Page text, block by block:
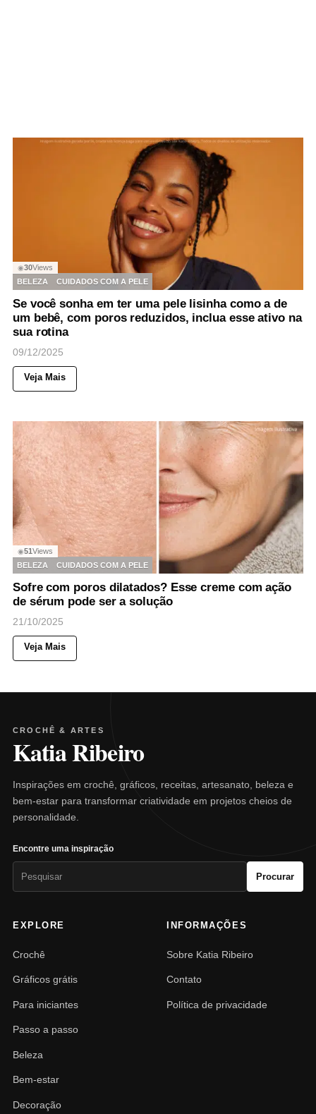
◉30Views
BELEZA
CUIDADOS COM A PELE
Se você sonha em ter uma pele lisinha como a de
um bebê, com poros reduzidos, inclua esse ativo na
sua rotina
09/12/2025
Veja Mais
◉51Views
BELEZA
CUIDADOS COM A PELE
Sofre com poros dilatados? Esse creme com ação
de sérum pode ser a solução
21/10/2025
Veja Mais
CROCHÊ & ARTES
Katia Ribeiro
Inspirações em crochê, gráficos, receitas, artesanato, beleza e
bem-estar para transformar criatividade em projetos cheios de
personalidade.
Encontre uma inspiração
Procurar
EXPLORE
Crochê
Gráficos grátis
Para iniciantes
Passo a passo
Beleza
Bem-estar
Decoração
INFORMAÇÕES
Sobre Katia Ribeiro
Contato
Política de privacidade